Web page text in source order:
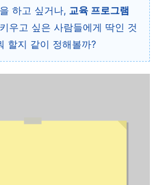
하고 싶거나, 교육 프로그램
우고 싶은 사람들에게 딱인 것
할지 같이 정해볼까?